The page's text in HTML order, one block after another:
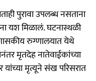
पुरावा उपलब्ध नसताना
यश मिळालं. घटनास्थळी
रुग्णालयात येथे
मृतदेह नातेवाईकांच्या
यांच्या मृत्यूने संख परिसरात